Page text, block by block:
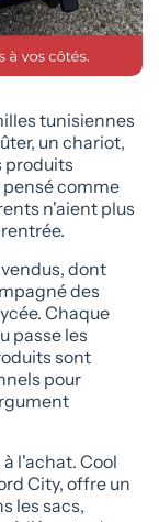
tunisiennes
un chariot,
produits
pensé comme
n'aient plus
dont
des
Chaque
passe les
sont
pour
l'achat. Cool
City, offre un
les sacs,